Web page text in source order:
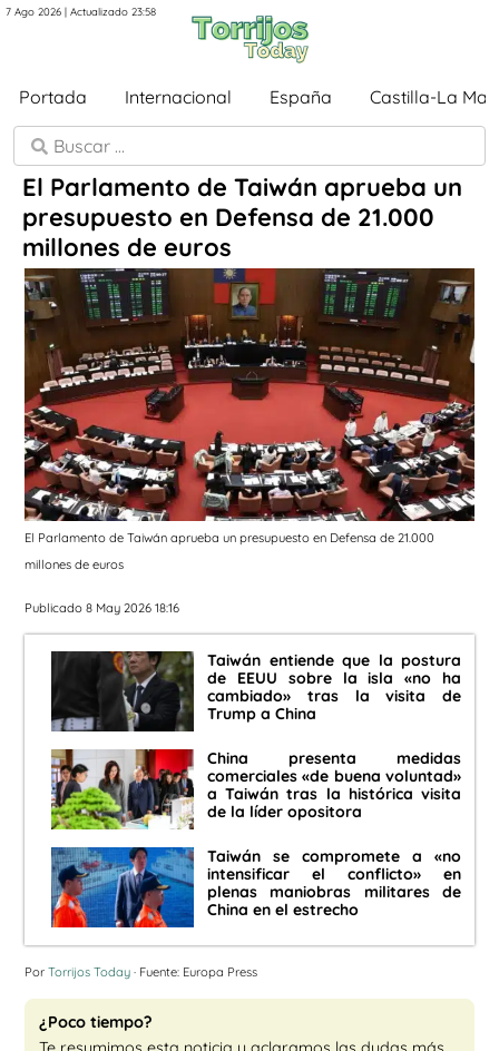
7 Ago 2026 | Actualizado 23:58
Portada Internacional España Castilla-La
El Parlamento de Taiwán aprueba un
presupuesto en Defensa de 21.000
millones de euros
El Parlamento de Taiwán aprueba un presupuesto en Defensa de 21.000
millones de euros
Publicado 8 May 2026 18:16
Taiwán entiende que la postura
de EEUU sobre la isla «no ha
cambiado» tras la visita de
Trump a China
China presenta medidas
comerciales «de buena voluntad»
a Taiwán tras la histórica visita
de la líder opositora
Taiwán se compromete a «no
intensificar el conflicto» en
plenas maniobras militares de
China en el estrecho
Por Torrijos Today · Fuente: Europa Press
¿Poco tiempo?